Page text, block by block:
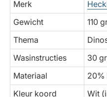
Merk
Gewicht
110
Thema
Wasinstructies
30
Materiaal
20%
Kleur koord
Wit